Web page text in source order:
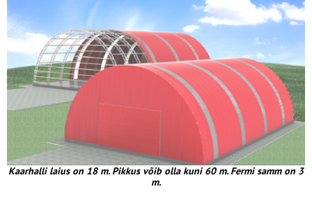
Kaarhalli laius on 18 m. Pikkus võib olla kuni 60 m. Fermi samm on 3
m.